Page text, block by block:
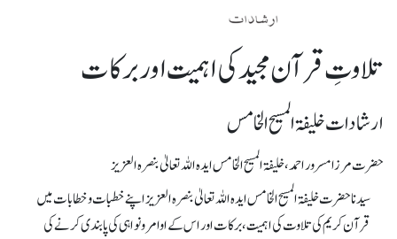
تلاوتِ قرآن مجید کی اہمیت اور برکات
ارشادات خلیفۃ المسیح الخامس
حضرت مرزا مسرور احمد، خلیفۃ المسیح الخامس ایدہ اللہ تعالیٰ بنصرہ العزیز
سیدنا حضرت خلیفۃ المسیح الخامس ایدہ اللہ تعالیٰ بنصرہ العزیزاپنے خطبات و خطابات میں
قرآن کریم کی تلاوت کی اہمیت، برکات اور اس کے اوامر و نواہی کی پابندی کرنے کی